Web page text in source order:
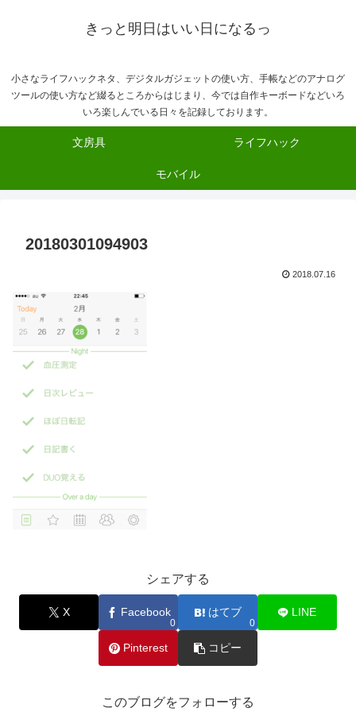
きっと明日はいい日になるっ
小さなライフハックネタ、デジタルガジェットの使い方、手帳などのアナログ
ツールの使い方など綴るところからはじまり、今では自作キーボードなどいろ
いろ楽しんでいる日々を記録しております。
文房具 ライフハック
モバイル
20180301094903
2018.07.16
シェアする
X Facebook
0
はてブ
0
LINE
Pinterest コピー
このブログをフォローする